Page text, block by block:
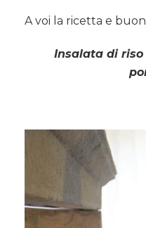
A voi la ricetta e
Insalata di riso